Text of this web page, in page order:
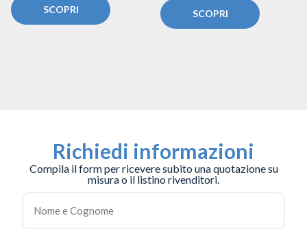
SCOPRI
SCOPRI
Richiedi informazioni
Compila il form per ricevere subito una quotazione su
misura o il listino rivenditori.